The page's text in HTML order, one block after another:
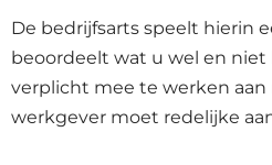
De bedrijfsarts speelt hierin
beoordeelt wat u wel en
verplicht mee te werken
werkgever moet redelijke